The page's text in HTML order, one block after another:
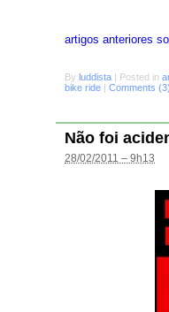
artigos anteriores
By luddista | Posted in
bike ride | Comments
Não foi
28/02/2011 – 9h13